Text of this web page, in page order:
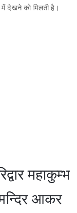
में देखने को मिलती है।
महाकुम्भ
आकर